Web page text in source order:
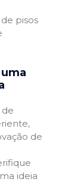
pisos
de
ideia